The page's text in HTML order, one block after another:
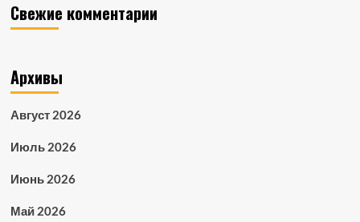
Свежие комментарии
Архивы
Август 2026
Июль 2026
Июнь 2026
Май 2026